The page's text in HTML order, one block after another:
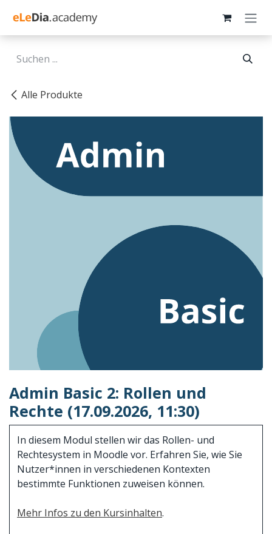
Alle Produkte
Admin Basic 2: Rollen und
Rechte (17.09.2026, 11:30)
In diesem Modul stellen wir das Rollen- und
Rechtesystem in Moodle vor. Erfahren Sie, wie Sie
Nutzer*innen in verschiedenen Kontexten
bestimmte Funktionen zuweisen können.
Mehr Infos zu den Kursinhalten.